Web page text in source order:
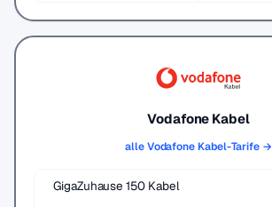
Vodafone Kabel
alle Vodafone Kabel-Tarife →
GigaZuhause 150 Kabel